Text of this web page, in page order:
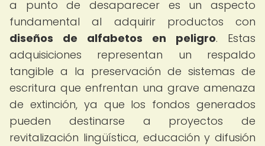
a punto de desaparecer es un aspecto
fundamental al adquirir productos con
diseños de alfabetos en peligro. Estas
adquisiciones representan un respaldo
tangible a la preservación de sistemas de
escritura que enfrentan una grave amenaza
de extinción, ya que los fondos generados
pueden destinarse a proyectos de
revitalización lingüística, educación y difusión